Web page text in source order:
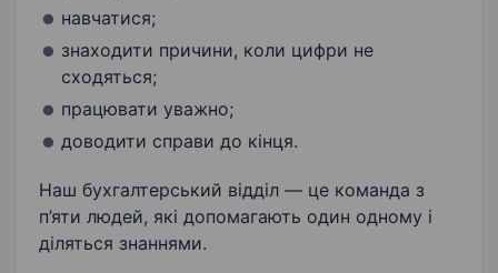
навчатися;
знаходити причини, коли цифри не
сходяться;
працювати уважно;
доводити справи до кінця.
Наш бухгалтерський відділ — це команда з
п’яти людей, які допомагають один одному і
діляться знаннями.